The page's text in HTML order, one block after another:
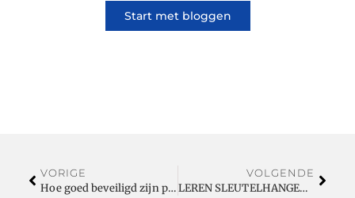
Start met bloggen
VORIGE
Hoe goed beveiligd zijn parkeerplaatsen?
VOLGENDE
LEREN SLEUTELHANGER MET NAAM EN HEREN RINGEN BYLYDIAN